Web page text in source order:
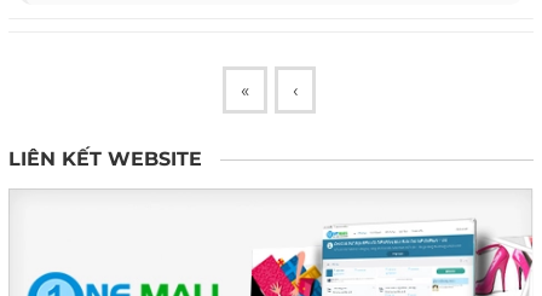
« ‹
LIÊN KẾT WEBSITE